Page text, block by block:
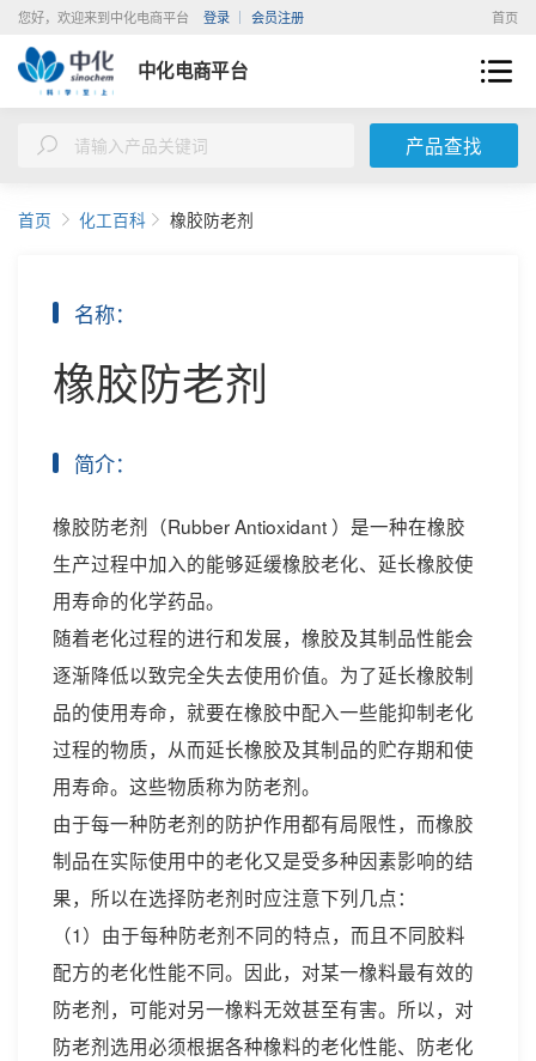
首页
您好，欢迎来到中化电商平台 登录 会员注册
中化电商平台
产品查找
首页 化工百科 橡胶防老剂
名称：
橡胶防老剂
简介：
橡胶防老剂（Rubber Antioxidant ）是一种在橡胶
生产过程中加入的能够延缓橡胶老化、延长橡胶使
用寿命的化学药品。
随着老化过程的进行和发展，橡胶及其制品性能会
逐渐降低以致完全失去使用价值。为了延长橡胶制
品的使用寿命，就要在橡胶中配入一些能抑制老化
过程的物质，从而延长橡胶及其制品的贮存期和使
用寿命。这些物质称为防老剂。
由于每一种防老剂的防护作用都有局限性，而橡胶
制品在实际使用中的老化又是受多种因素影响的结
果，所以在选择防老剂时应注意下列几点：
（1）由于每种防老剂不同的特点，而且不同胶料
配方的老化性能不同。因此，对某一橡料最有效的
防老剂，可能对另一橡料无效甚至有害。所以，对
防老剂选用必须根据各种橡料的老化性能、防老化